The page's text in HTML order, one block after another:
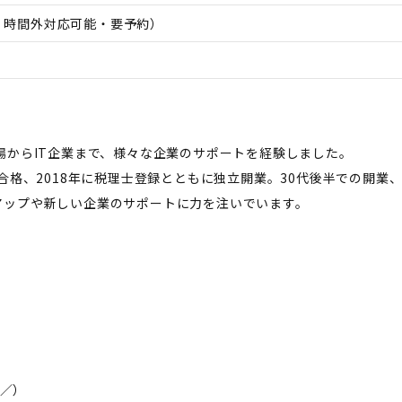
間外対応可能・要予約）
らIT企業まで、様々な企業のサポートを経験しました。
格、2018年に税理士登録とともに独立開業。30代後半での開業
プや新しい企業のサポートに力を注いでいます。
）